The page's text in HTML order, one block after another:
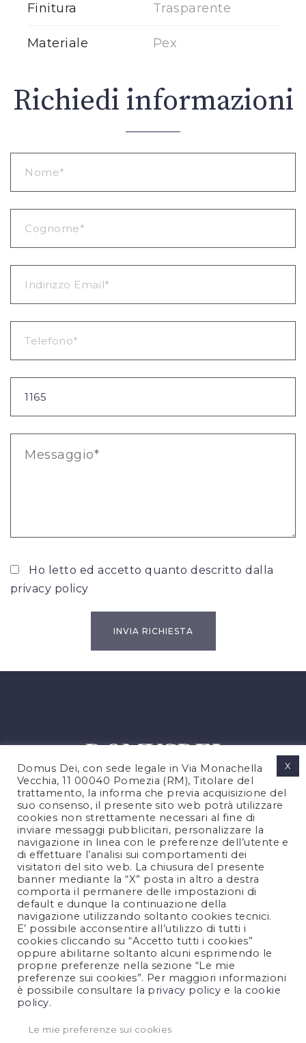
Finitura Trasparente
Materiale Pex
Richiedi informazioni
Ho letto ed accetto quanto descritto dalla
privacy policy
PRIVACY POLICY
COOKIES POLICY
NOTE LEGALI
CONTATTACI
FOLLOW US
Domus Dei, con sede legale in Via Monachella
Vecchia, 11 00040 Pomezia (RM), Titolare del
trattamento, la informa che previa acquisizione del
suo consenso, il presente sito web potrà utilizzare
cookies non strettamente necessari al fine di
inviare messaggi pubblicitari, personalizzare la
navigazione in linea con le preferenze dell’utente e
di effettuare l’analisi sui comportamenti dei
visitatori del sito web. La chiusura del presente
banner mediante la “X” posta in altro a destra
comporta il permanere delle impostazioni di
default e dunque la continuazione della
navigazione utilizzando soltanto cookies tecnici.
E’ possibile acconsentire all’utilizzo di tutti i
cookies cliccando su “Accetto tutti i cookies”
oppure abilitarne soltanto alcuni esprimendo le
proprie preferenze nella sezione “Le mie
preferenze sui cookies”. Per maggiori informazioni
è possibile consultare la privacy policy e la cookie
policy.
Le mie preferenze sui cookies
X